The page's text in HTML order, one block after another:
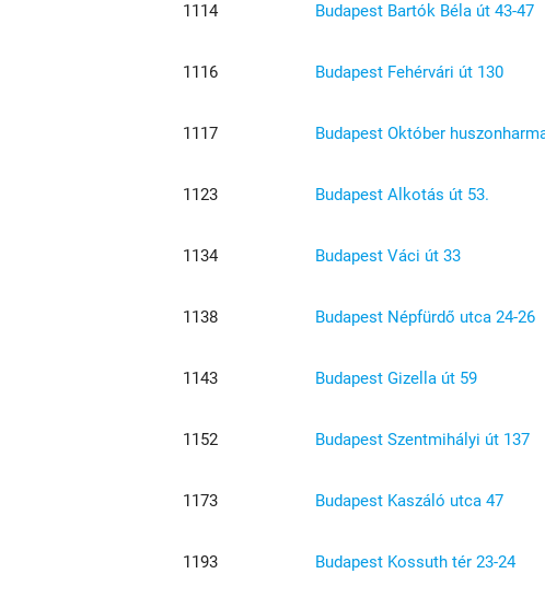
1114 Budapest Bartók Béla út 43-47
1116 Budapest Fehérvári út 130
1117 Budapest Október
1123 Budapest Alkotás út 53.
1134 Budapest Váci út 33
1138 Budapest Népfürdő utca 24-26
1143 Budapest Gizella út 59
1152 Budapest Szentmihályi út 137
1173 Budapest Kaszáló utca 47
1193 Budapest Kossuth tér 23-24